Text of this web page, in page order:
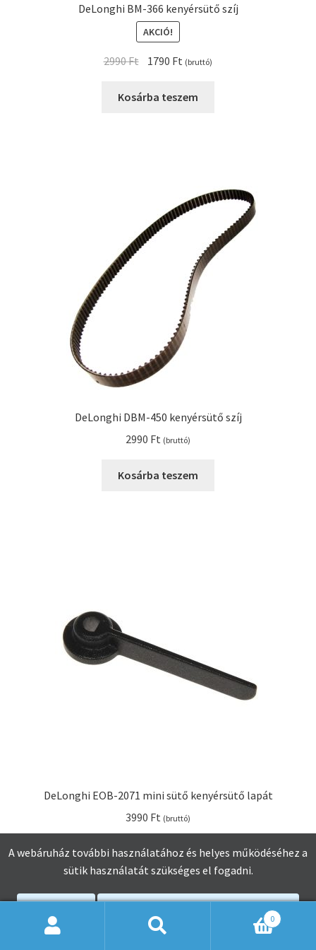
DeLonghi BM-366 kenyérsütő szíj
AKCIÓ!
2990Ft Original
was:
1790 Ft Current
is:
(bruttó)
Kosárba teszem
DeLonghi DBM-450 kenyérsütő szíj
2990 Ft (bruttó)
Kosárba teszem
DeLonghi EOB-2071 mini sütő kenyérsütő lapát
3990 Ft (bruttó)
Kosárba teszem
Keresés
0
A webáruház további használatához és helyes működéséhez a
sütik használatát szükséges el fogadni.
Adatkezelési Tájékoztató Elolvasása